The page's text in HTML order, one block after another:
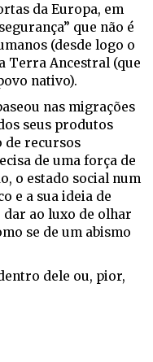
da Europa, em
que não é
(desde logo o
Terra Ancestral (que
nativo).
nas migrações
seus produtos
de recursos
de uma força de
o estado social num
e a sua ideia de
dar ao luxo de olhar
se de um abismo
dele ou, pior,